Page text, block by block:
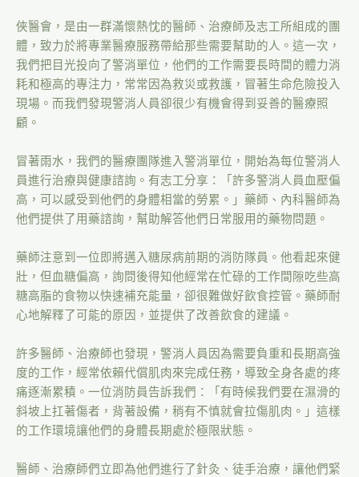
俠醫會，是由一群滿懷熱忱的醫師、治療師及志工所組成的團
體，致力於將專業醫療服務帶給那些需要幫助的人。這一次，
我們把目光投向了警消單位，他們的工作需要長時間的體力消
耗和極高的專注力，常常因為救災或救護，冒著生命危險投入
現場。而我們發現警消人員卻很少有機會得到妥善的醫療照
顧。
冒著雨水，我們的醫療團隊進入警消單位，開始為每位警消人
員進行治療與健康諮詢。有志工分享：「許多警消人員血壓偏
高，可以感受到他們的身體相當的勞累。」藥師、內科醫師為
他們提供了用藥諮詢，幫助解答他們日常服用的藥物問題。
藥師注意到一位即將邁入糖尿病前期的消防隊員。他看起來健
壯，但血糖偏高，詢問後得知他經常在忙碌的工作間隙吃些高
糖高脂的食物以快速補充能量，卻很難做好飲食控管。藥師耐
心地解釋了可能的原因，並提供了改善飲食的建議。
許多醫師、治療師也發現，警消人員因為需要負重和長期高強
度的工作，經常依賴代償肌肉來完成任務，導致全身各處的疼
痛逐漸累積。一位消防員告訴我們：「有時候我們要在濕滑的
斜坡上扛著傷者，背著設備，稍有不慎就會拉傷肌肉。」這樣
的工作環境讓他們的身體長期處於極限狀態。
醫師、治療師們立即為他們進行了針灸、徒手治療，讓他們緊